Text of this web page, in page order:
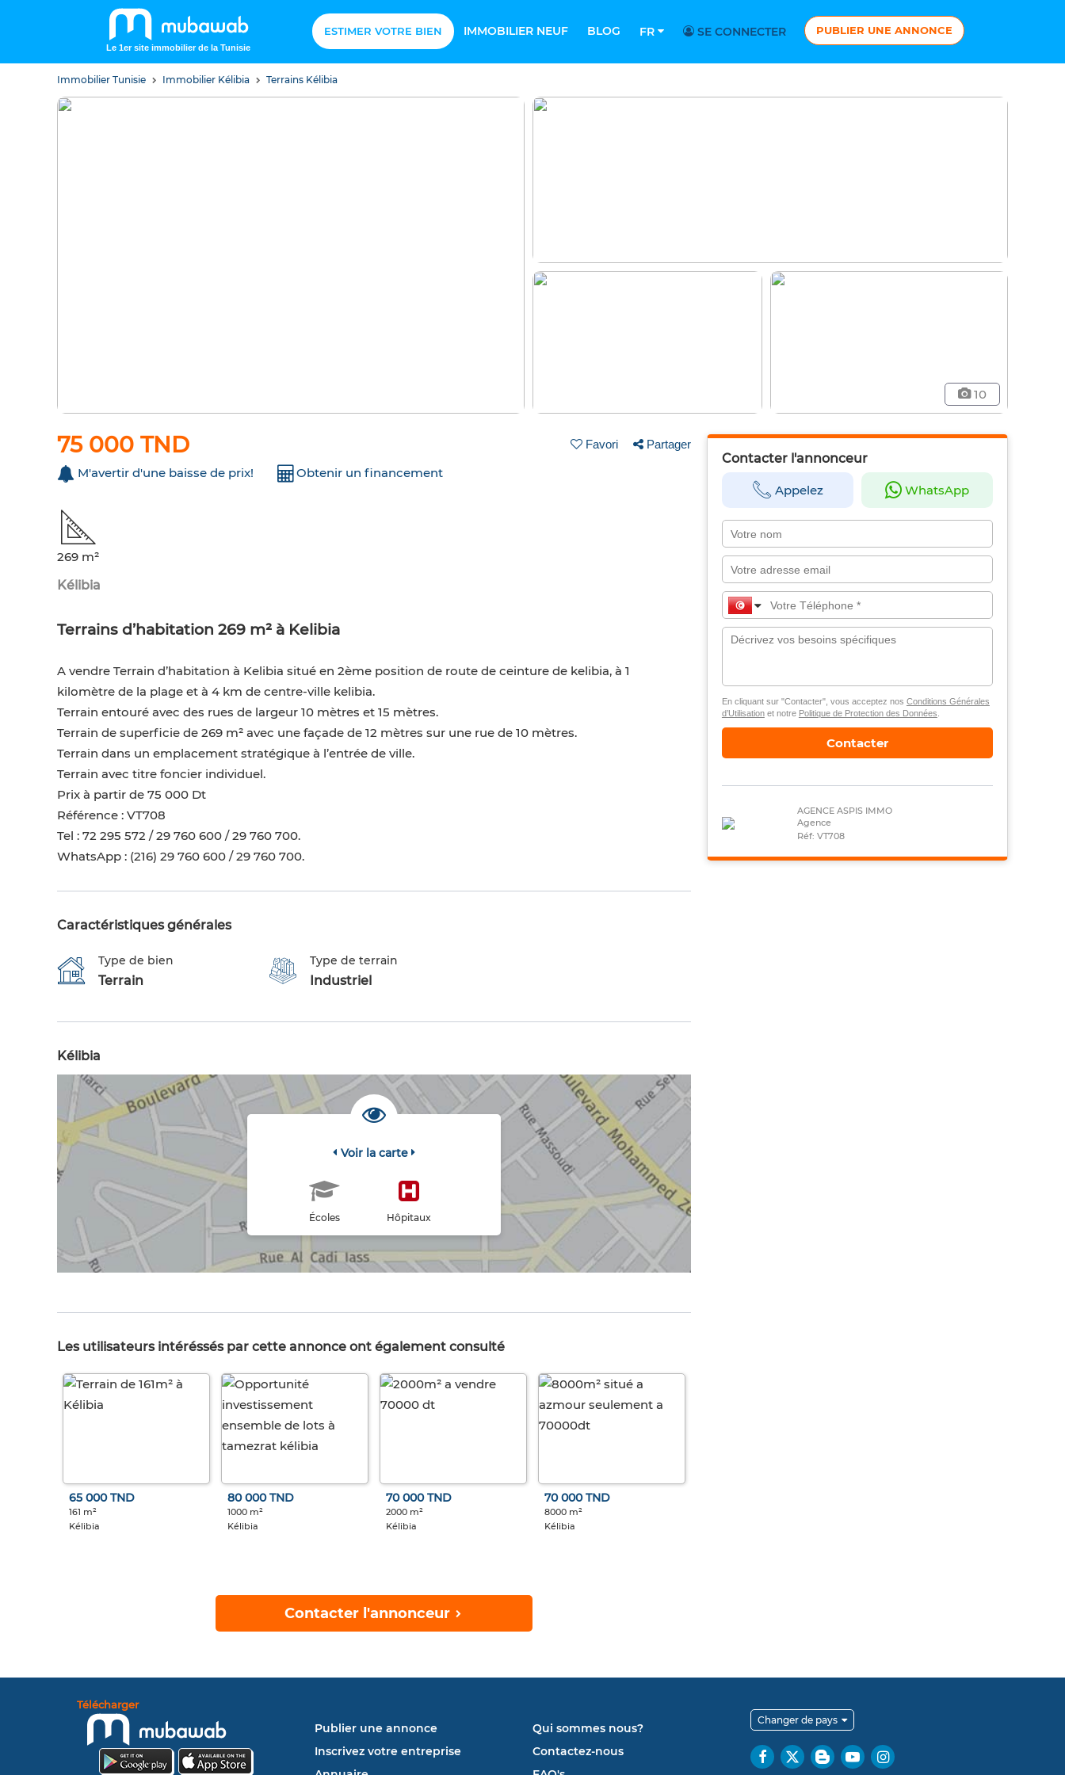
Le 1er site immobilier de la Tunisie
ESTIMER VOTRE BIEN IMMOBILIER NEUF BLOG FR SE CONNECTER PUBLIER UNE ANNONCE
Immobilier Tunisie Immobilier Kélibia Terrains Kélibia
10
75 000 TND Favori Partager
M'avertir d'une baisse de prix! Obtenir un financement
269 m²
Kélibia
Terrains d’habitation 269 m² à Kelibia
A vendre Terrain d’habitation à Kelibia situé en 2ème position de route de ceinture de kelibia, à 1
kilomètre de la plage et à 4 km de centre-ville kelibia.
Terrain entouré avec des rues de largeur 10 mètres et 15 mètres.
Terrain de superficie de 269 m² avec une façade de 12 mètres sur une rue de 10 mètres.
Terrain dans un emplacement stratégique à l’entrée de ville.
Terrain avec titre foncier individuel.
Prix à partir de 75 000 Dt
Référence : VT708
Tel : 72 295 572 / 29 760 600 / 29 760 700.
WhatsApp : (216) 29 760 600 / 29 760 700.
Caractéristiques générales
Type de bien
Terrain
Type de terrain
Industriel
Kélibia
Voir la carte
Écoles Hôpitaux
Les utilisateurs intéréssés par cette annonce ont également consulté
65 000 TND
161 m²
Kélibia
80 000 TND
1000 m²
Kélibia
70 000 TND
2000 m²
Kélibia
70 000 TND
8000 m²
Kélibia
Contacter l'annonceur
Contacter l'annonceur
Appelez WhatsApp
En cliquant sur "Contacter", vous acceptez nos Conditions Générales
d’Utilisationet notre Politique de Protection des Données
Contacter
AGENCE ASPIS IMMO
Agence
Réf: VT708
Télécharger
Publier une annonce
Inscrivez votre entreprise
Qui sommes nous?
Contactez-nous
Changer de pays